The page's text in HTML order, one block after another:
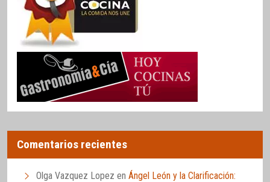
Comentarios recientes
Olga Vazquez Lopez en Ángel León y la Clarificación: